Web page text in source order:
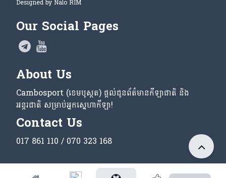
Designed by Nalo RIM
Our Social Pages
About Us
Cambosport (ខេមបូស្ពត) ផ្តល់ជូនព័ត៌មានកីឡាជាតិ និង
អន្តរជាតិ សម្រាប់អ្នកស្នេហាកីឡា!
Contact Us
017 861 110 / 070 323 168